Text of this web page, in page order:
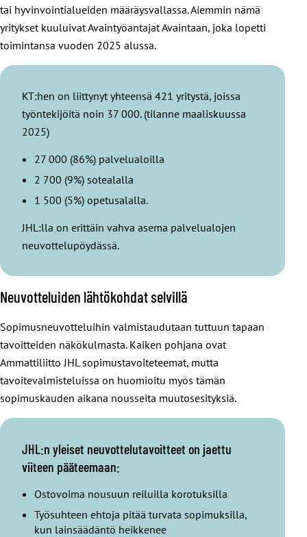
tai hyvinvointialueiden määräysvallassa. Aiemmin nämä
yritykset kuuluivat Avaintyöantajat Avaintaan, joka lopetti
toimintansa vuoden 2025 alussa.
KT:hen on liittynyt yhteensä 421 yritystä, joissa
työntekijöitä noin 37 000. (tilanne maaliskuussa
2025)
27 000 (86%) palvelualoilla
2 700 (9%) sotealalla
1 500 (5%) opetusalalla.
JHL:lla on erittäin vahva asema palvelualojen
neuvottelupöydässä.
Neuvotteluiden lähtökohdat selvillä
Sopimusneuvotteluihin valmistaudutaan tuttuun tapaan
tavoitteiden näkökulmasta. Kaiken pohjana ovat
Ammattiliitto JHL sopimustavoiteteemat, mutta
tavoitevalmisteluissa on huomioitu myös tämän
sopimuskauden aikana nousseita muutosesityksiä.
JHL:n yleiset neuvottelutavoitteet on jaettu
viiteen pääteemaan:
Ostovoima nousuun reiluilla korotuksilla
Työsuhteen ehtoja pitää turvata sopimuksilla,
kun lainsäädäntö heikkenee